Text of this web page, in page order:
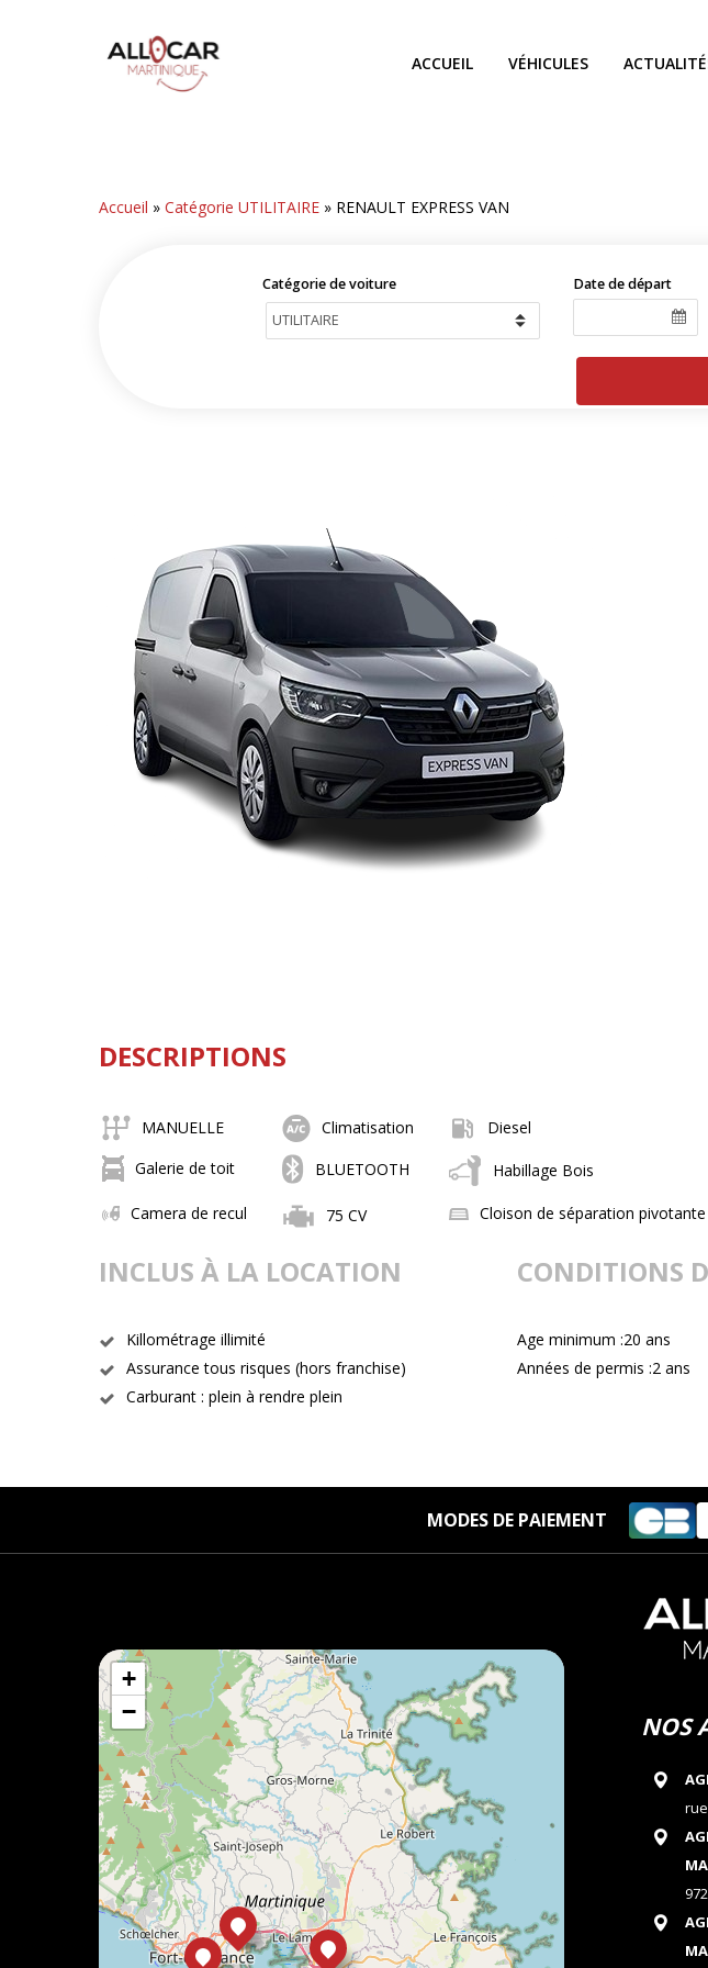
ACCUEIL VÉHICULES
Accueil »Catégorie UTILITAIRE » RENAULT EXPRESS VAN
Catégorie de voiture Date de départ
DESCRIPTIONS
MANUELLE Climatisation
Diesel
Galerie de toit
BLUETOOTH Habillage Bois
Camera de recul 75 CV Cloison de séparation pivotante
INCLUS À LA LOCATION
Killométrage illimité
Assurance tous risques (hors franchise)
Carburant : plein à rendre plein
CONDITIONS
Age minimum :20 ans
Années de permis :2 ans
MODES DE PAIEMENT
+
−
NOS